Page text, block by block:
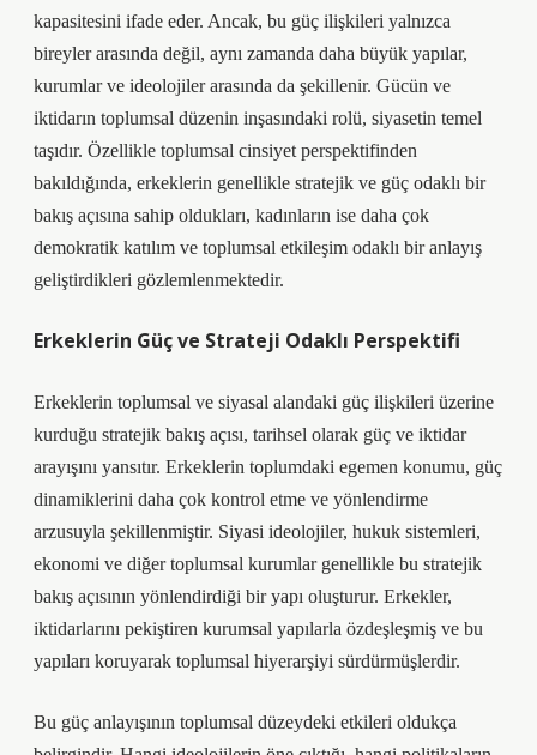
kapasitesini ifade eder. Ancak, bu güç ilişkileri yalnızca
bireyler arasında değil, aynı zamanda daha büyük yapılar,
kurumlar ve ideolojiler arasında da şekillenir. Gücün ve
iktidarın toplumsal düzenin inşasındaki rolü, siyasetin temel
taşıdır. Özellikle toplumsal cinsiyet perspektifinden
bakıldığında, erkeklerin genellikle stratejik ve güç odaklı bir
bakış açısına sahip oldukları, kadınların ise daha çok
demokratik katılım ve toplumsal etkileşim odaklı bir anlayış
geliştirdikleri gözlemlenmektedir.
Erkeklerin Güç ve Strateji Odaklı Perspektifi
Erkeklerin toplumsal ve siyasal alandaki güç ilişkileri üzerine
kurduğu stratejik bakış açısı, tarihsel olarak güç ve iktidar
arayışını yansıtır. Erkeklerin toplumdaki egemen konumu, güç
dinamiklerini daha çok kontrol etme ve yönlendirme
arzusuyla şekillenmiştir. Siyasi ideolojiler, hukuk sistemleri,
ekonomi ve diğer toplumsal kurumlar genellikle bu stratejik
bakış açısının yönlendirdiği bir yapı oluşturur. Erkekler,
iktidarlarını pekiştiren kurumsal yapılarla özdeşleşmiş ve bu
yapıları koruyarak toplumsal hiyerarşiyi sürdürmüşlerdir.
Bu güç anlayışının toplumsal düzeydeki etkileri oldukça